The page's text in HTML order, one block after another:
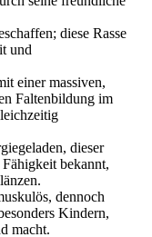
diese Rasse
und
einer massiven,
Faltenbildung im
dieser
bekannt,
dennoch
Kindern,
macht.